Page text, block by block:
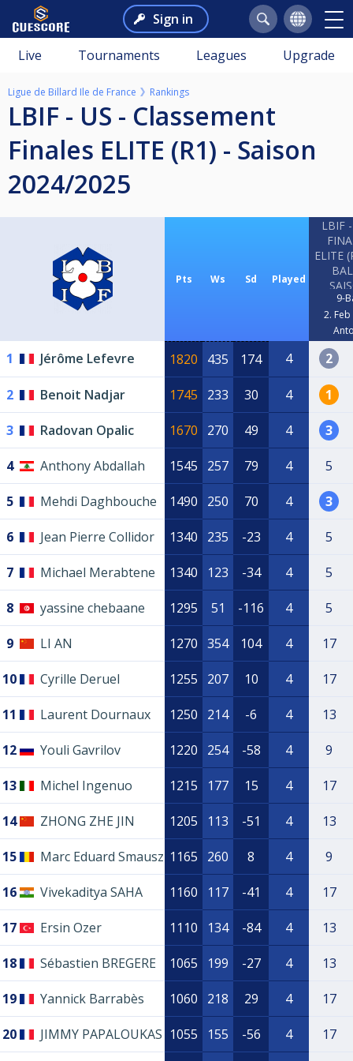
Sign in
Live Tournaments Leagues Upgrade
Ligue de Billard Ile de France Rankings
LBIF - US - Classement
Finales ELITE (R1) - Saison
2024/2025
Pts Ws Sd Played
LBIF
ELITE
9-
2.
1 Jérôme Lefevre 1820 435 174 4 2
2 Benoit Nadjar 1745 233 30 4 1
3 Radovan Opalic 1670 270 49 4 3
4 Anthony Abdallah 1545 257 79 4 5
5 Mehdi Daghbouche 1490 250 70 4 3
6 Jean Pierre Collidor 1340 235 -23 4 5
7 Michael Merabtene 1340 123 -34 4 5
8 yassine chebaane 1295 51 -116 4 5
9 LI AN 1270 354 104 4 17
10 Cyrille Deruel 1255 207 10 4 17
11 Laurent Dournaux 1250 214 -6 4 13
12 Youli Gavrilov 1220 254 -58 4 9
13 Michel Ingenuo 1215 177 15 4 17
14 ZHONG ZHE JIN 1205 113 -51 4 13
15 Marc Eduard Smausz 1165 260 8 4 9
16 Vivekaditya SAHA 1160 117 -41 4 17
17 Ersin Ozer 1110 134 -84 4 13
18 Sébastien BREGERE 1065 199 -27 4 13
19 Yannick Barrabès 1060 218 29 4 17
20 JIMMY PAPALOUKAS 1055 155 -56 4 17